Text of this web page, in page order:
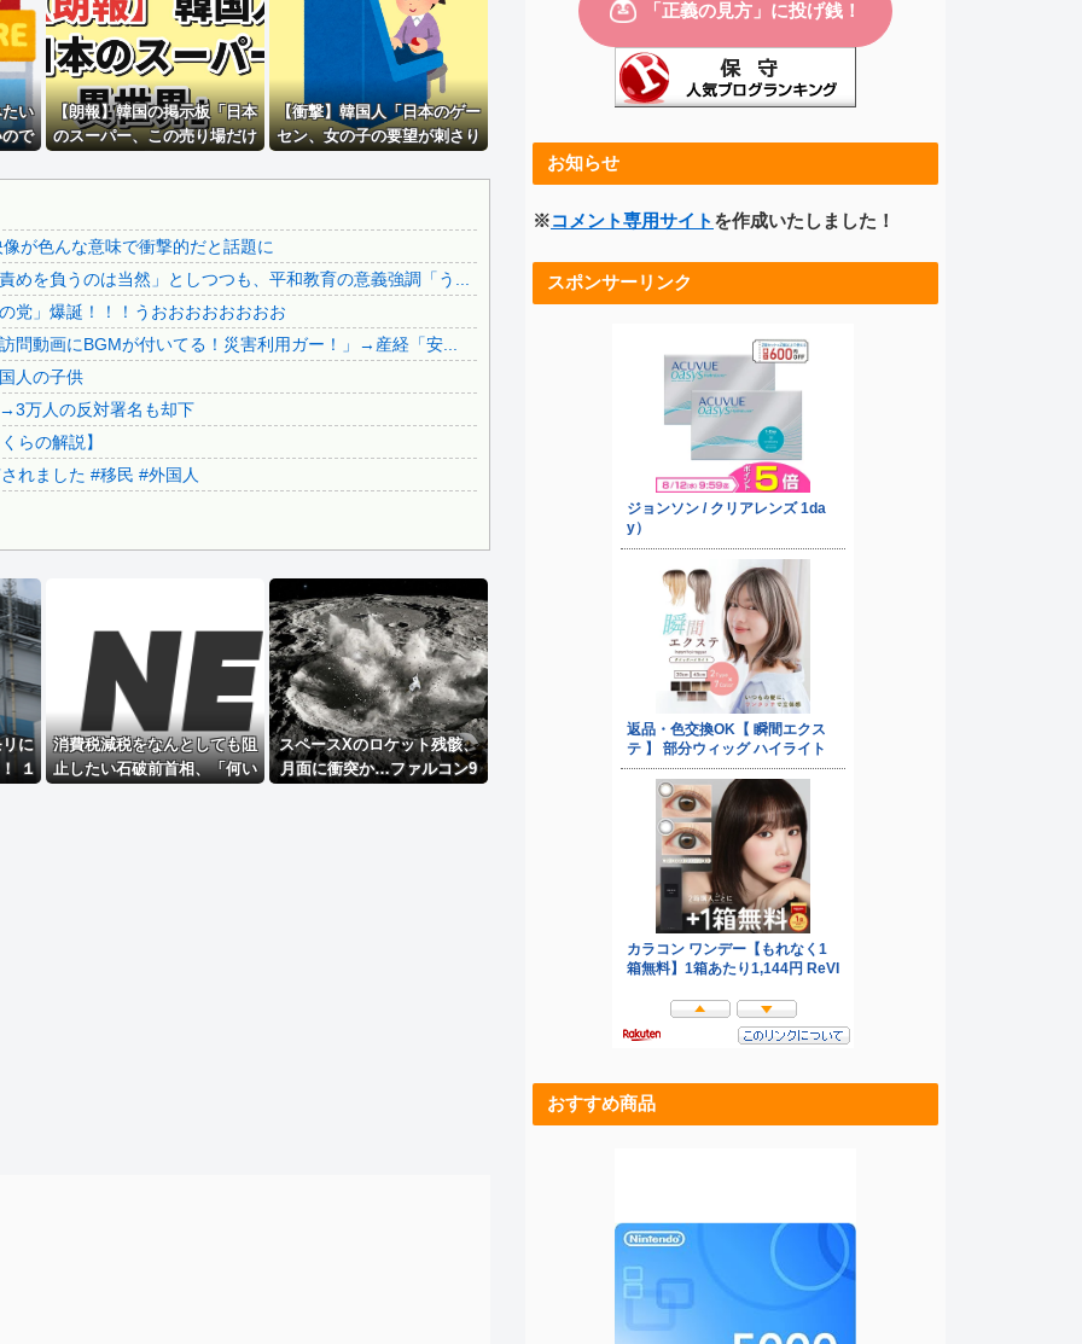
...
...
...
...
【速報】 中国大手、フランスの注文を受けて3.5日で2万...
【画像】24歳の人妻さん、露天風呂で撮られるｗｗｗｗｗ...
仙台育英高校の美人女子マネージャー、神聖な甲子園でカメラ...
【悲報】 コロナワクチン打たなかった結果・・・・
暴力行為法違反の疑いで、毎日新聞記者を逮捕
【辺野古事故】日教組委員長「杜撰な計画、学校が責めを負う...
【知ってた速報】サヨク界隈「首相官邸の高市熊本訪問動画に...
【移民政策反対】イオンの売り場で唐揚げを食う中国人の子供
【炎上】藤沢市「モスク建設と土葬も許可します」→3万人の...
91歳女性の遺体を遺棄したベトナム国籍の男が逮捕されまし...
日本旅行キャンセルすべきか…1万年ぶり史上最大級の火山の...
無気力な韓国代表、オーストリアにも0-1で敗北…3月のA...
3.1節がある月なのに…3月のカレンダーに日本の富士山・...
韓国代表、コートジボワールに0対4で完敗＝韓国の反応
Powered by livedoor 相互RSS
い
で
」
【朗報】韓国の掲示板「日本
のスーパー、この売り場だけ
【衝撃】韓国人「日本のゲー
セン、女の子の要望が刺さり
が色んな意味で衝撃的だと話題に
を負うのは当然」としつつも、平和教育の意義強調「う...
党」爆誕！！！うおおおおおおおお
問動画にBGMが付いてる！災害利用ガー！」→産経「安...
人の子供
万人の反対署名も却下
らの解説】
れました #移民 #外国人
に
１
消費税減税をなんとしても阻
止したい石破前首相、「何い
スペースXのロケット残骸、
月面に衝突か…ファルコン9
お知らせ
※コメント専用サイト を作成いたしました！
スポンサーリンク
おすすめ商品